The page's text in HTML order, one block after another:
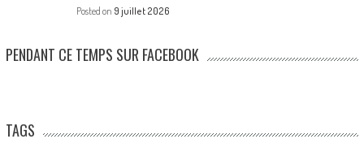
Posted on 9 juillet 2026
PENDANT CE TEMPS SUR FACEBOOK
TAGS